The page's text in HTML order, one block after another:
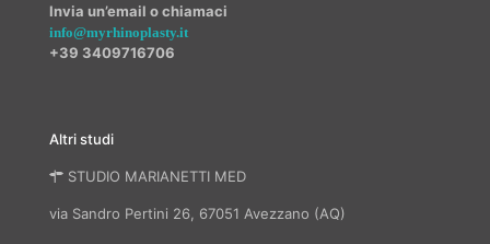
Invia un’email o chiamaci
info@myrhinoplasty.it
+39 3409716706
Altri studi
STUDIO MARIANETTI MED
via Sandro Pertini 26, 67051 Avezzano (AQ)